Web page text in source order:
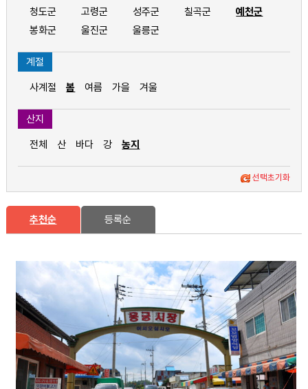
청도군
고령군 성주군 칠곡군
예천군
봉화군
울진군 울릉군
계절
사계절 봄 여름 가을 겨울
산지
전체 산 바다 강 농지
선택초기화
추천순 등록순